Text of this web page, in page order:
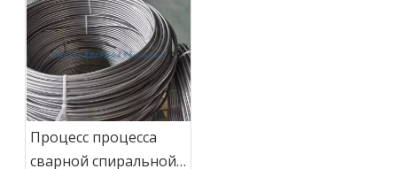
труб систем
Процесс процесса
сварной спиральной